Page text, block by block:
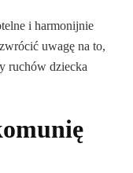
i harmonijnie
uwagę na to,
ruchów dziecka